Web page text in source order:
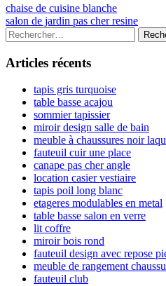
Navigation
de
l’article
Previous
article:
chaise de cuisine blanche
Next
article:
salon de jardin pas cher resine
Colonne
latérale
principale
Rechercher :
Articles récents
tapis gris turquoise
table basse acajou
sommier tapissier
miroir design salle de bain
meuble à chaussures noir
fauteuil cuir une place
canape pas cher angle
location casier vestiaire
tapis poil long blanc
etageres modulables en metal
table basse salon en verre
lit coffre
miroir bois rond
fauteuil design avec repose
meuble de rangement
fauteuil club